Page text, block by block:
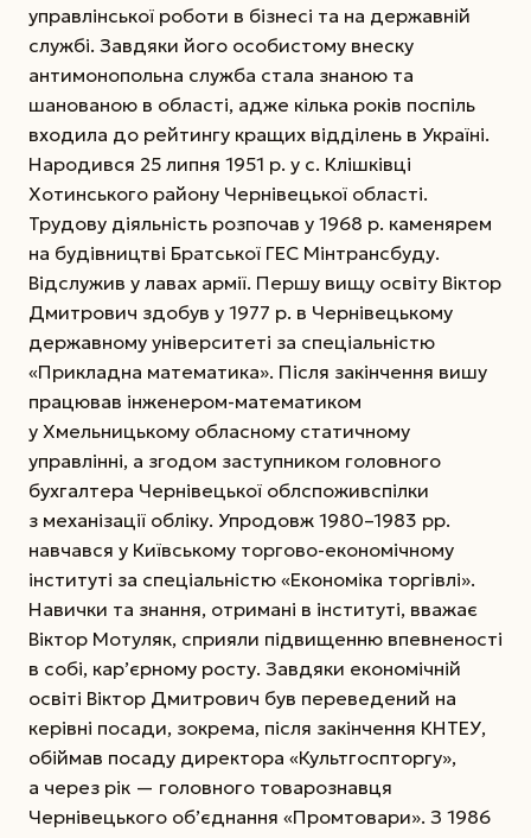
управлінської роботи в бізнесі та на державній
службі. Завдяки його особистому внеску
антимонопольна служба стала знаною та
шанованою в області, адже кілька років поспіль
входила до рейтингу кращих відділень в Україні.
Народився 25 липня 1951 р. у с. Клішківці
Хотинського району Чернівецької області.
Трудову діяльність розпочав у 1968 р. каменярем
на будівництві Братської ГЕС Мінтрансбуду.
Відслужив у лавах армії. Першу вищу освіту Віктор
Дмитрович здобув у 1977 р. в Чернівецькому
державному університеті за спеціальністю
«Прик­ладна математика». Після закінчення вишу
працював інженером-математиком
у Хмельницькому обласному статичному
управлінні, а згодом заступником головного
бухгалтера Чернівецької облспоживспілки
з механізації обліку. Упродовж 1980–1983 рр.
навчався у Київському торгово-економічному
інституті за спеціальністю «Економіка торгівлі».
Навички та знання, отримані в інституті, вважає
Вік­тор Мотуляк, сприяли підвищенню впевненості
в собі, кар’єрному росту. Завдяки економічній
освіті Віктор Дмитрович був переведений на
керівні посади, зокрема, після закінчення КНТЕУ,
обіймав посаду директора «Культгоспторгу»,
а через рік — головного товарознавця
Чернівецького об’єднання «Промтовари». З 1986